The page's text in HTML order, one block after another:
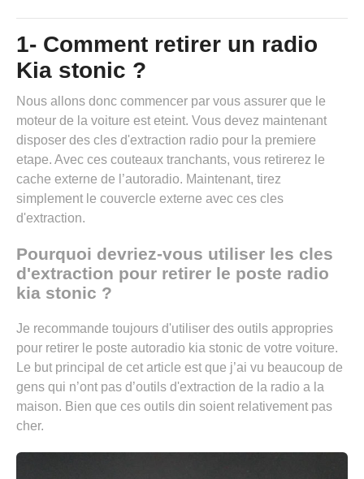
1- Comment retirer un radio
Kia stonic ?
Nous allons donc commencer par vous assurer que le
moteur de la voiture est eteint. Vous devez maintenant
disposer des cles d'extraction radio pour la premiere
etape. Avec ces couteaux tranchants, vous retirerez le
cache externe de l’autoradio. Maintenant, tirez
simplement le couvercle externe avec ces cles
d'extraction.
Pourquoi devriez-vous utiliser les cles
d'extraction pour retirer le poste radio
kia stonic ?
Je recommande toujours d'utiliser des outils appropries
pour retirer le poste autoradio kia stonic de votre voiture.
Le but principal de cet article est que j’ai vu beaucoup de
gens qui n’ont pas d’outils d'extraction de la radio a la
maison. Bien que ces outils din soient relativement pas
cher.